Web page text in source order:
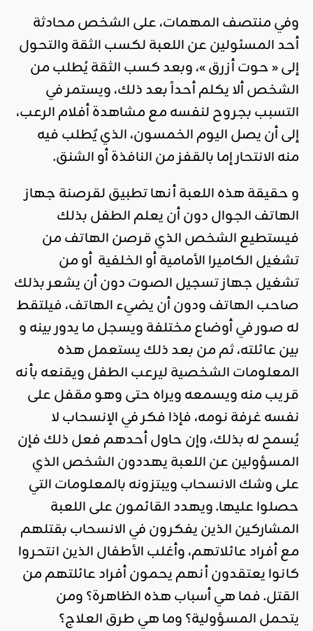
وفي منتصف المهمات، على الشخص محادثة
أحد المسئولين عن اللعبة لكسب الثقة والتحول
إلى « حوت أزرق »، وبعد كسب الثقة يُطلب من
الشخص ألا يكلم أحداً بعد ذلك، ويستمر في
التسبب بجروح لنفسه مع مشاهدة أفلام الرعب،
إلى أن يصل اليوم الخمسون، الذي يٌطلب فيه
منه الانتحار إما بالقفز من النافذة أو الشنق.
و حقيقة هذه اللعبة أنها تطبيق لقرصنة جهاز
الهاتف الجوال دون أن يعلم الطفل بذلك
فيستطيع الشخص الذي قرصن الهاتف من
تشغيل الكاميرا الأمامية أو الخلفية أو من
تشغيل جهاز تسجيل الصوت دون أن يشعر بذلك
صاحب الهاتف ودون أن يضيء الهاتف، فيلتقط
له صور في أوضاع مختلفة ويسجل ما يدور بينه و
بين عائلته، ثم من بعد ذلك يستعمل هذه
المعلومات الشخصية ليرعب الطفل ويقنعه بأنه
قريب منه ويسمعه ويراه حتى وهو مقفل على
نفسه غرفة نومه، فإذا فكر في الإنسحاب لا
يُسمح له بذلك، وإن حاول أحدهم فعل ذلك فإن
المسؤولين عن اللعبة يهددون الشخص الذي
على وشك الانسحاب ويبتزونه بالمعلومات التي
حصلوا عليها. ويهدد القائمون على اللعبة
المشاركين الذين يفكرون في الانسحاب بقتلهم
مع أفراد عائلاتهم، وأغلب الأطفال الذين انتحروا
كانوا يعتقدون أنهم يحمون أفراد عائلتهم من
القتل. فما هي أسباب هذه الظاهرة؟ ومن
يتحمل المسؤولية؟ وما هي طرق العلاج؟